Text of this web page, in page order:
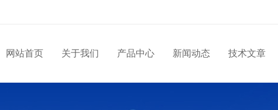
网站首页 关于我们 产品中心 新闻动态 技术文章